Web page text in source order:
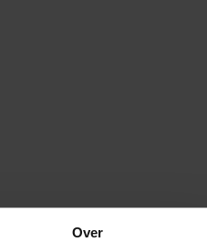
Over